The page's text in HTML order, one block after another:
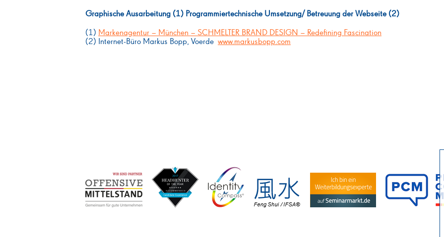
Graphische Ausarbeitung (1) Programmiertechnische Umsetzung/ Betreuung der Webseite (2)
(1) Markenagentur – München – SCHMELTER BRAND DESIGN – Redefining Fascination
(2) Internet-Büro Markus Bopp, Voerde www.markusbopp.com